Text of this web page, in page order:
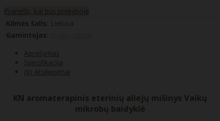
Pranešti, kai bus prekyboje
Kilmės šalis: Lietuva
Gamintojas:
Aprašymas
Specifikacija
(0) Atsiliepimai
KN aromaterapinis eterinių aliejų mišinys Vaikų
mikrobų baidyklė